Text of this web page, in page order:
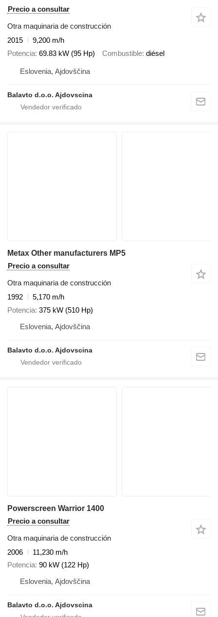
Precio a consultar
Otra maquinaria de construcción
2015
9,200 m/h
Potencia 69.83 kW (95 Hp) Combustible diésel
Eslovenia, Ajdovščina
Balavto d.o.o. Ajdovscina
Metax Other manufacturers MP5
Precio a consultar
Otra maquinaria de construcción
1992
5,170 m/h
Potencia 375 kW (510 Hp)
Eslovenia, Ajdovščina
Balavto d.o.o. Ajdovscina
Powerscreen Warrior 1400
Precio a consultar
Otra maquinaria de construcción
2006
11,230 m/h
Potencia 90 kW (122 Hp)
Eslovenia, Ajdovščina
Balavto d.o.o. Ajdovscina